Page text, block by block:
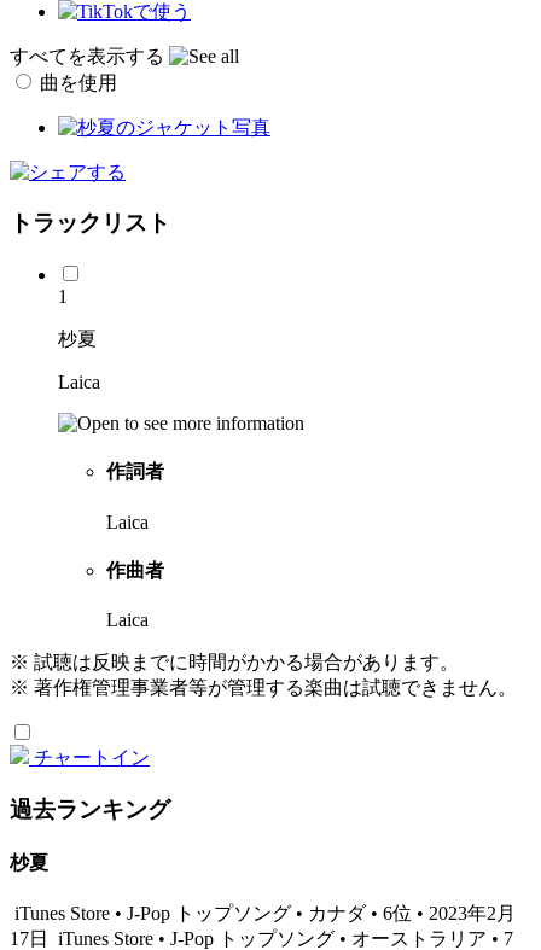
すべてを表示する
曲を使用
トラックリスト
1
杪夏
Laica
作詞者
Laica
作曲者
Laica
※ 試聴は反映までに時間がかかる場合があります。
※ 著作権管理事業者等が管理する楽曲は試聴できません。
チャートイン
過去ランキング
杪夏
iTunes Store • J-Pop トップソング • カナダ • 6位 • 2023年2月
17日
iTunes Store • J-Pop トップソング • オーストラリア • 7